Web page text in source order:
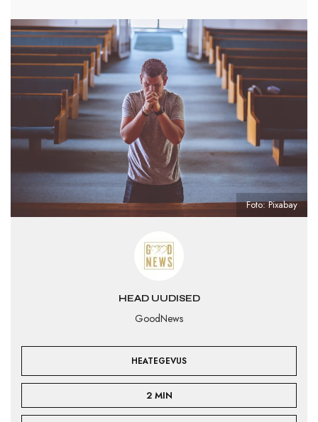
HEAD UUDISED
GoodNews
HEATEGEVUS
2 MIN
Foto: Pixabay